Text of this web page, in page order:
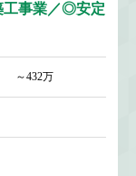
工事業／◎安定
～432万